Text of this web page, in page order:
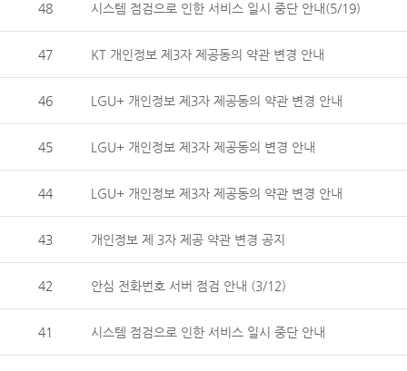
48 시스템 점검으로 인한 서비스 일시 중단 안내(5/19)
47 KT 개인정보 제3자 제공동의 약관 변경 안내
46 LGU+ 개인정보 제3자 제공동의 약관 변경 안내
45 LGU+ 개인정보 제3자 제공동의 변경 안내
44 LGU+ 개인정보 제3자 제공동의 약관 변경 안내
43 개인정보 제 3자 제공 약관 변경 공지
42 안심 전화번호 서버 점검 안내 (3/12)
41 시스템 점검으로 인한 서비스 일시 중단 안내